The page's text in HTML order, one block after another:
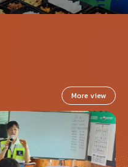
More view